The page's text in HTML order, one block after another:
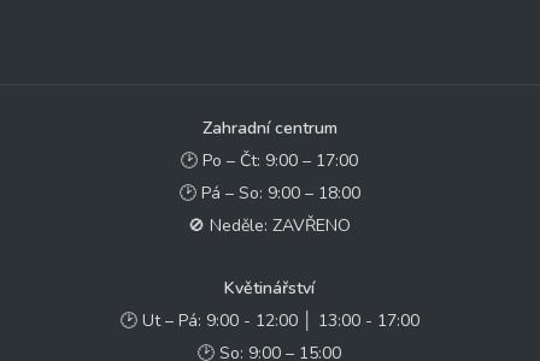
Zahradní centrum
🕑 Po – Čt: 9:00 – 17:00
🕑 Pá – So: 9:00 – 18:00
🚫 Neděle: ZAVŘENO
Květinářství
🕑 Ut – Pá: 9:00 - 12:00 │ 13:00 - 17:00
🕑 So: 9:00 – 15:00